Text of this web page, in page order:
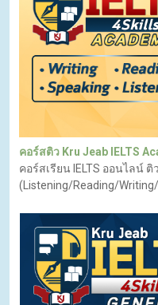
คอร์สติว Kru Jeab IELTS
คอร์สเรียน IELTS ออนไลน์ ติ
(Listening/Reading/